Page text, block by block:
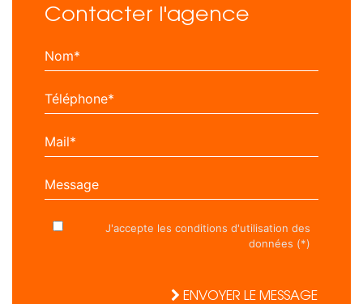
Contacter l'agence
Nom*
Téléphone*
Mail*
Message
J'accepte les conditions d'utilisation des
données (*)
ENVOYER LE MESSAGE